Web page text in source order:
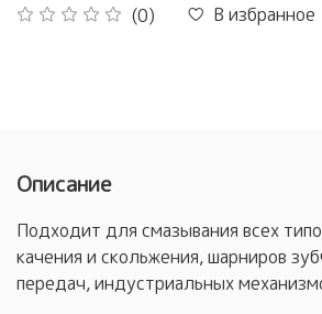
(0) В избранное
Описание
Подходит для смазывания всех
качения и скольжения, шарниров
передач, индустриальных